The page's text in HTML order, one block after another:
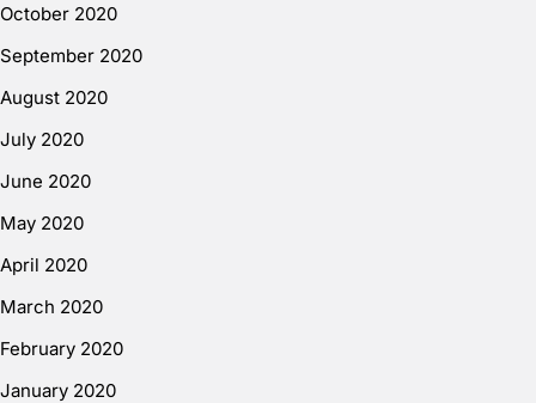
October 2020
September 2020
August 2020
July 2020
June 2020
May 2020
April 2020
March 2020
February 2020
January 2020